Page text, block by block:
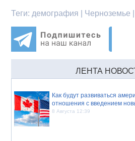
Теги: демография | Черноземье |
ЛЕНТА
Как будут развиваться
отношения с введением
8 Августа 12:39